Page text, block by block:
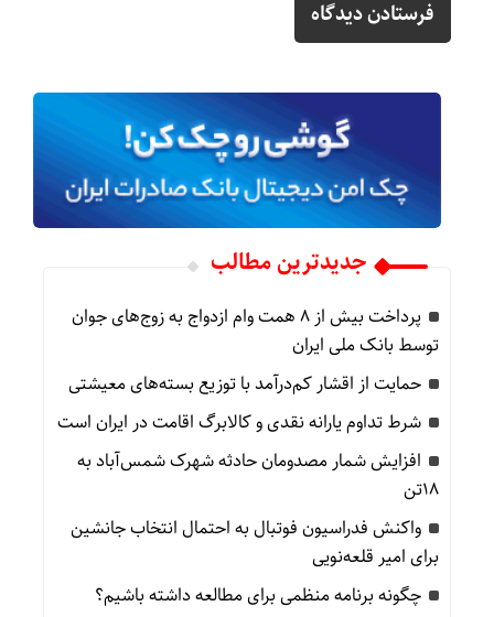
جدیدترین مطالب
پرداخت بیش از ۸ همت وام ازدواج به زوج‌های جوان
توسط بانک ملی ایران
حمایت از اقشار کم‌درآمد با توزیع بسته‌های معیشتی
شرط تداوم یارانه نقدی و کالابرگ اقامت در ایران است
افزایش شمار مصدومان حادثه شهرک شمس‌آباد به
۱۸تن
واکنش فدراسیون فوتبال به احتمال انتخاب جانشین
برای امیر قلعه‌نویی
چگونه برنامه منظمی برای مطالعه داشته باشیم؟